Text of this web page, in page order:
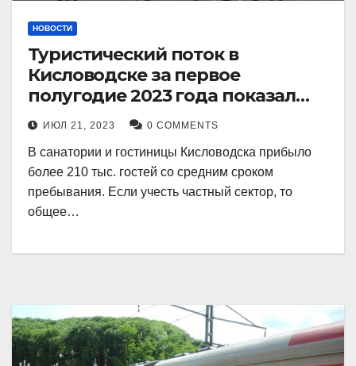
НОВОСТИ
Туристический поток в
Кисловодске за первое
полугодие 2023 года показал
рекордный рост в 21 процент.
ИЮЛ 21, 2023 0 COMMENTS
В санатории и гостиницы Кисловодска прибыло
более 210 тыс. гостей со средним сроком
пребывания. Если учесть частный сектор, то
общее…